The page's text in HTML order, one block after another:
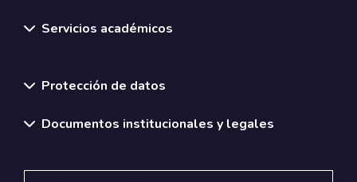
Servicios académicos
Protección de datos
Documentos institucionales y legales